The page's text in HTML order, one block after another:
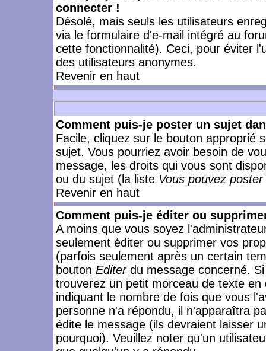
connecter !
Désolé, mais seuls les utilisateurs
via le formulaire d'e-mail intégré au
cette fonctionnalité). Ceci, pour éviter
des utilisateurs anonymes.
Revenir en haut
Comment puis-je poster un sujet
Facile, cliquez sur le bouton approprié
sujet. Vous pourriez avoir besoin de
message, les droits qui vous sont
ou du sujet (la liste Vous pouvez
Revenir en haut
Comment puis-je éditer ou
A moins que vous soyez
seulement éditer ou supprimer vos
(parfois seulement après un certain
bouton Editerdu message concerné.
trouverez un petit morceau de texte
indiquant le nombre de fois que vous
personne n'a répondu, il n'apparaîtra
édite le message (ils devraient laisser
pourquoi). Veuillez noter qu'un